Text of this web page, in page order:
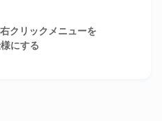
クリックメニューを
にする